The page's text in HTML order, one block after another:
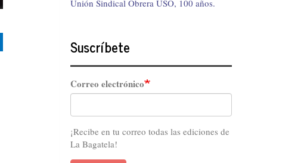
Unión Sindical Obrera USO, 100 años.
Suscríbete
Correo electrónico
¡Recibe en tu correo todas las ediciones de
La Bagatela!